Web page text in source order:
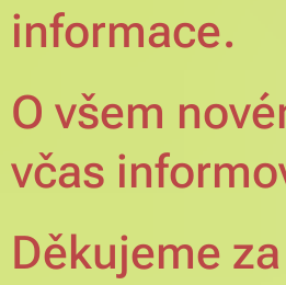
informace.
O všem
včas
Děkujeme za